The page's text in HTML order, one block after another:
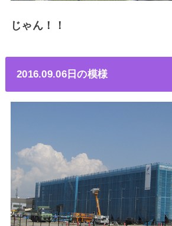
じゃん！！
2016.09.06日の模様